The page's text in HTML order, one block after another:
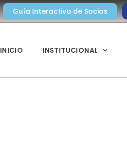
Guía Interactiva de Socios
INICIO INSTITUCIONAL